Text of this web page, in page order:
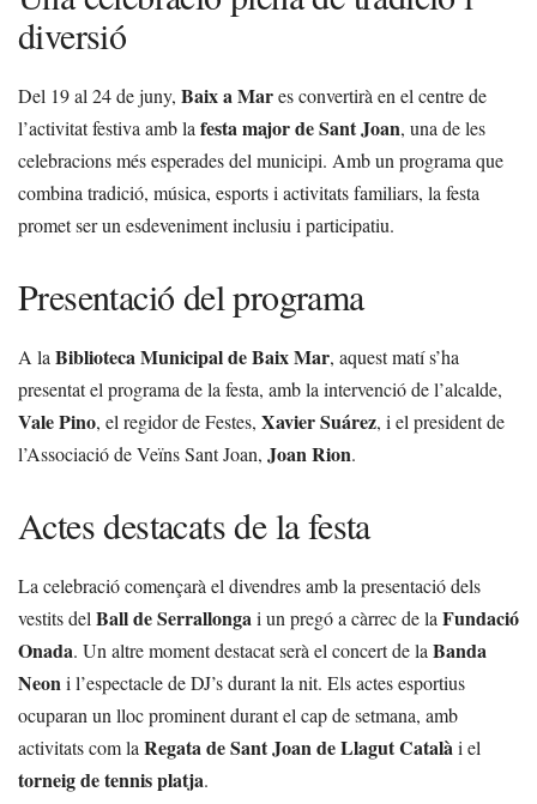
diversió
Del 19 al 24 de juny, Baix a Mares convertirà en el centre de
l’activitat festiva amb la festa major de Sant Joan, una de les
celebracions més esperades del municipi. Amb un programa que
combina tradició, música, esports i activitats familiars, la festa
promet ser un esdeveniment inclusiu i participatiu.
Presentació del programa
A la Biblioteca Municipal de Baix Mar, aquest matí s’ha
presentat el programa de la festa, amb la intervenció de l’alcalde,
Vale Pino, el regidor de Festes, Xavier Suárez, i el president de
l’Associació de Veïns Sant Joan, Joan Rion.
Actes destacats de la festa
La celebració començarà el divendres amb la presentació dels
vestits del Ball de Serrallongai un pregó a càrrec de la Fundació
Onada. Un altre moment destacat serà el concert de la Banda
Neoni l’espectacle de DJ’s durant la nit. Els actes esportius
ocuparan un lloc prominent durant el cap de setmana, amb
activitats com la Regata de Sant Joan de Llagut Catalài el
torneig de tennis platja.